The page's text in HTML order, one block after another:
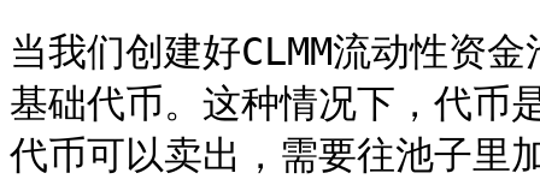
当我们创建好CLMM流动性资
基础代币。这种情况下，代币
代币可以卖出，需要往池子里